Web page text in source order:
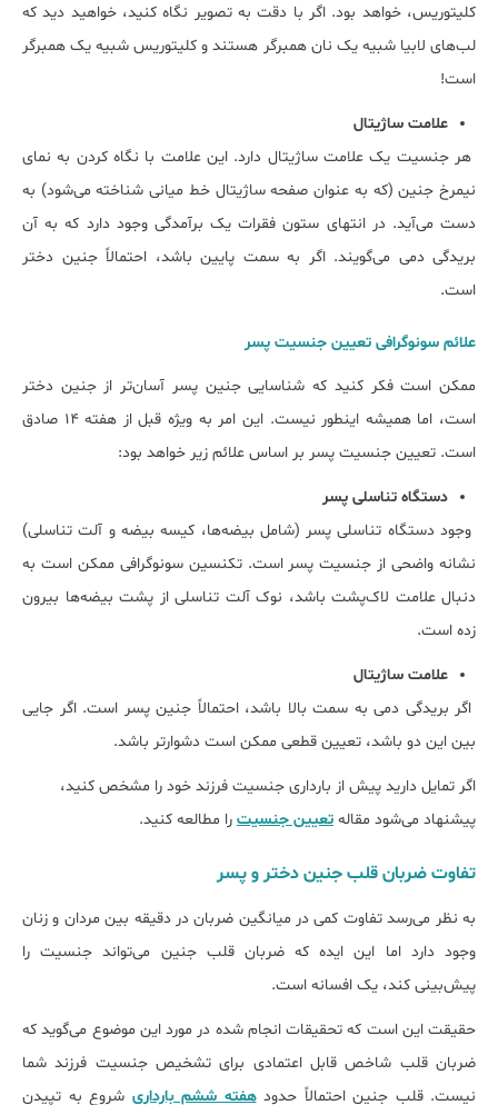
کلیتوریس، خواهد بود. اگر با دقت به تصویر نگاه کنید، خواهید دید که
لب‌های لابیا شبیه یک نان همبرگر هستند و کلیتوریس شبیه یک همبرگر
است!
علامت ساژیتال
هر جنسیت یک علامت ساژیتال دارد. این علامت با نگاه کردن به نمای
نیمرخ جنین (که به عنوان صفحه ساژیتال خط میانی شناخته می‌شود) به
دست می‌آید. در انتهای ستون فقرات یک برآمدگی وجود دارد که به آن
بریدگی دمی می‌گویند. اگر به سمت پایین باشد، احتمالاً جنین دختر
است.
علائم سونوگرافی تعیین جنسیت پسر
ممکن است فکر ‌کنید که شناسایی جنین پسر آسان‌تر از جنین دختر
است، اما همیشه اینطور نیست. این امر به ویژه قبل از هفته ۱۴ صادق
است. تعیین جنسیت پسر بر اساس علائم زیر خواهد بود:
دستگاه تناسلی پسر
وجود دستگاه تناسلی پسر (شامل بیضه‌ها، کیسه بیضه و آلت تناسلی)
نشانه واضحی از جنسیت پسر است. تکنسین سونوگرافی ممکن است به
دنبال علامت لاک‌پشت باشد، نوک آلت تناسلی از پشت بیضه‌ها بیرون
زده است.
علامت ساژیتال
اگر بریدگی دمی به سمت بالا باشد، احتمالاً جنین پسر است. اگر جایی
بین این دو باشد، تعیین قطعی ممکن است دشوارتر باشد.
اگر تمایل دارید پیش از بارداری جنسیت فرزند خود را مشخص کنید،
پیشنهاد می‌شود مقاله تعیین جنسیت را مطالعه کنید.
تفاوت ضربان قلب جنین دختر و پسر
به نظر می‌رسد تفاوت کمی در میانگین ضربان در دقیقه بین مردان و زنان
وجود دارد اما این ایده که ضربان قلب جنین می‌تواند جنسیت را
پیش‌بینی کند، یک افسانه است.
حقیقت این است که تحقیقات انجام شده در مورد این موضوع می‌گوید که
ضربان قلب شاخص قابل اعتمادی برای تشخیص جنسیت فرزند شما
نیست. قلب جنین احتمالاً حدودهفته ششم بارداری شروع به تپیدن